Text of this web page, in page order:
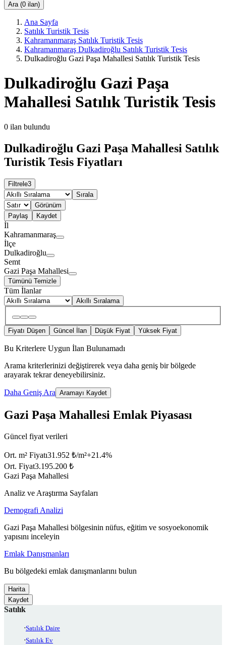
Ara (0 ilan)
Ana Sayfa
Satılık Turistik Tesis
Kahramanmaraş Satılık Turistik Tesis
Kahramanmaraş Dulkadiroğlu Satılık Turistik Tesis
Dulkadiroğlu Gazi Paşa Mahallesi Satılık Turistik Tesis
Dulkadiroğlu Gazi Paşa
Mahallesi Satılık Turistik Tesis
0 ilan bulundu
Dulkadiroğlu Gazi Paşa Mahallesi Satılık
Turistik Tesis Fiyatları
Filtrele3
Sırala
Görünüm
Paylaş
Kaydet
İl
Kahramanmaraş
İlçe
Dulkadiroğlu
Semt
Gazi Paşa Mahallesi
Tümünü Temizle
Tüm İlanlar
Akıllı Sıralama
Fiyatı Düşen Güncel İlan Düşük Fiyat Yüksek Fiyat
Bu Kriterlere Uygun İlan Bulunamadı
Arama kriterlerinizi değiştirerek veya daha geniş bir bölgede
arayarak tekrar deneyebilirsiniz.
Daha Geniş Ara Aramayı Kaydet
Gazi Paşa Mahallesi Emlak Piyasası
Güncel fiyat verileri
Ort. m² Fiyatı31.952 ₺/m²+21.4%
Ort. Fiyat3.195.200 ₺
Gazi Paşa Mahallesi
Analiz ve Araştırma Sayfaları
Demografi Analizi
Gazi Paşa Mahallesi bölgesinin nüfus, eğitim ve sosyoekonomik
yapısını inceleyin
Emlak Danışmanları
Bu bölgedeki emlak danışmanlarını bulun
Harita
Kaydet
Satılık
Satılık Daire
Satılık Ev